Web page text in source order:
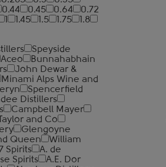
0.44 0.45 0.64
0.72
1.45 1.5 1.75
1.8
Speyside
Aceo
Bunnahabhain
John Dewar &
Minami Alps Wine and
Spencerfield
Distillers
Campbell Mayer
and Co
Glengoyne
Queen
William
Spirits
A. de
Spirits
A.E. Dor